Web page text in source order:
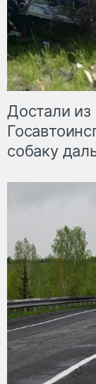
Достали
собаку